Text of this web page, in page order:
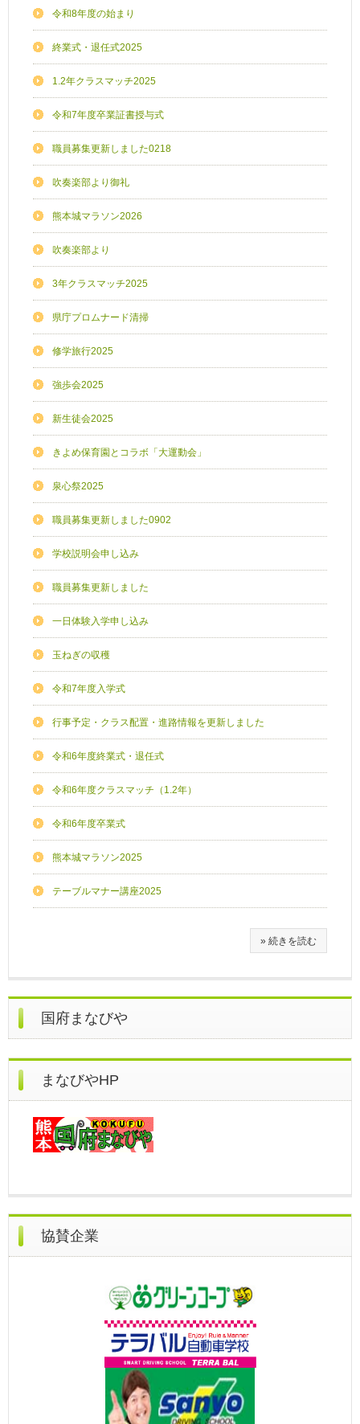
令和8年度の始まり
終業式・退任式2025
1.2年クラスマッチ2025
令和7年度卒業証書授与式
職員募集更新しました0218
吹奏楽部より御礼
熊本城マラソン2026
吹奏楽部より
3年クラスマッチ2025
県庁プロムナード清掃
修学旅行2025
強歩会2025
新生徒会2025
きよめ保育園とコラボ「大運動会」
泉心祭2025
職員募集更新しました0902
学校説明会申し込み
職員募集更新しました
一日体験入学申し込み
玉ねぎの収穫
令和7年度入学式
行事予定・クラス配置・進路情報を更新しました
令和6年度終業式・退任式
令和6年度クラスマッチ（1.2年）
令和6年度卒業式
熊本城マラソン2025
テーブルマナー講座2025
» 続きを読む
国府まなびや
まなびやHP
協賛企業